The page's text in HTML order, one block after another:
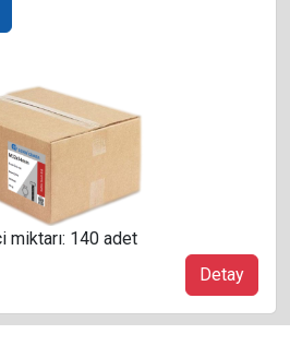
Detay
miktarı: 140 adet